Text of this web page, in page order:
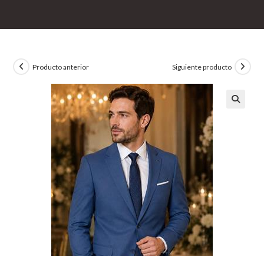
Producto anterior Siguiente producto